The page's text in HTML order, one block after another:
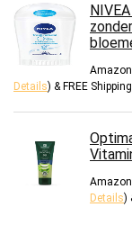
Details) &FREE Shipping
Details)